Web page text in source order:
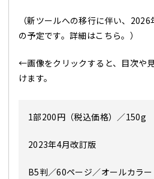
（新ツールへの移行に伴い、2026
の予定です。詳細はこちら。 ）
←画像をクリックすると、目次や
けます。
1部200円（税込価格）／150g
2023年4月改訂版
B5判／60ページ／オールカラー